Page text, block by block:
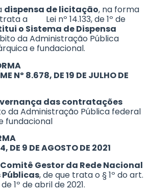
dispensa de licitação, na forma
a Lei nº 14.133, de 1º de
o Sistema de Dispensa
da Administração Pública
e fundacional.
Nº 8.678, DE 19 DE JULHO DE
das contratações
da Administração Pública federal
fundacional
DE 9 DE AGOSTO DE 2021
Comitê Gestor da Rede Nacional
, de que trata o § 1º do art.
de 1º de abril de 2021.